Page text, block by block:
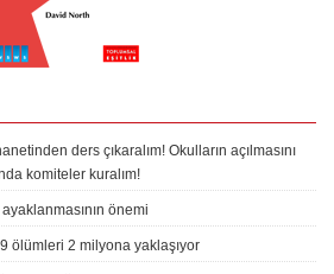
ders çıkaralım! Okulların açılmasını
komiteler kuralım!
önemi
ölümleri 2 milyona yaklaşıyor